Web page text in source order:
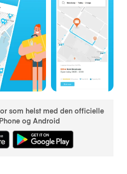
som helst med den officielle
og Android